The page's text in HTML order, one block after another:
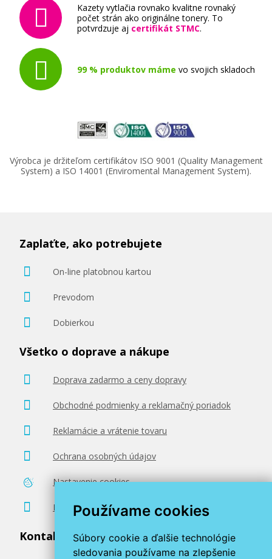
Používame cookies
Súbory cookie a ďalšie technológie
sledovania používame na zlepšenie
Kazety vytlačia rovnako kvalitne rovnaký
počet strán ako originálne tonery. To
potvrdzuje aj certifikát STMC.
99 % produktov máme vo svojich skladoch
Výrobca je držiteľom certifikátov ISO 9001 (Quality Management
System) a ISO 14001 (Enviromental Management System).
Zaplaťte, ako potrebujete
On-line platobnou kartou
Prevodom
Dobierkou
Všetko o doprave a nákupe
Doprava zadarmo a ceny dopravy
Obchodné podmienky a reklamačný poriadok
Reklamácie a vrátenie tovaru
Ochrana osobných údajov
Nastavenie cookies
Poradenstvo zadarmo
Kontaktujte nás